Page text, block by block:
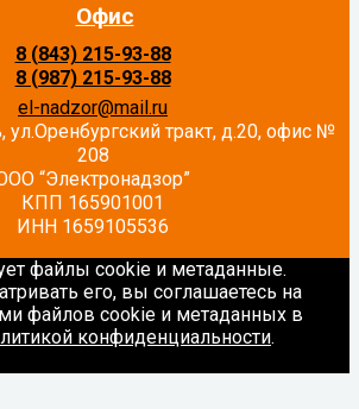
Офис
8 (843) 215-93-88
8 (987) 215-93-88
el-nadzor@mail.ru
ул.Оренбургский тракт, д.20, офис №
208
“Электронадзор”
КПП 165901001
ИНН 1659105536
файлы cookie и метаданные.
его, вы соглашаетесь на
файлов cookie и метаданных в
конфиденциальности.